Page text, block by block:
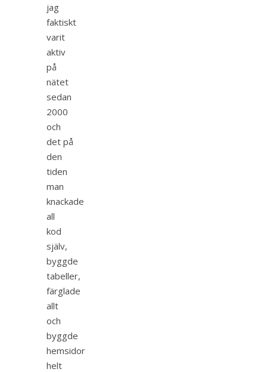
jag
faktiskt
varit
aktiv
på
nätet
sedan
2000
och
det på
den
tiden
man
knackade
all
kod
själv,
byggde
tabeller,
färglade
allt
och
byggde
hemsidor
helt